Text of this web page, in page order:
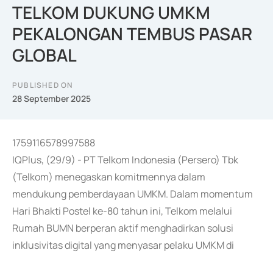
TELKOM DUKUNG UMKM
PEKALONGAN TEMBUS PASAR
GLOBAL
PUBLISHED ON
28 September 2025
1759116578997588
IQPlus, (29/9) - PT Telkom Indonesia (Persero) Tbk
(Telkom) menegaskan komitmennya dalam
mendukung pemberdayaan UMKM. Dalam momentum
Hari Bhakti Postel ke-80 tahun ini, Telkom melalui
Rumah BUMN berperan aktif menghadirkan solusi
inklusivitas digital yang menyasar pelaku UMKM di